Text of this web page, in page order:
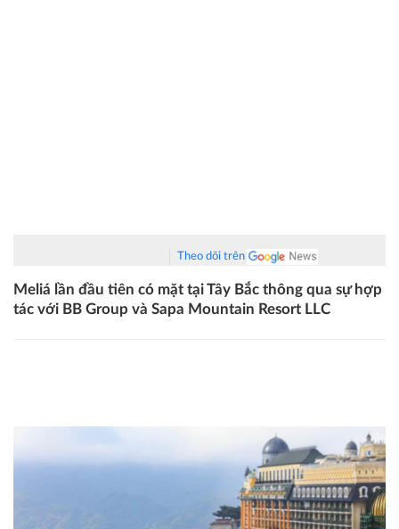
Theo dõi trên
Meliá lần đầu tiên có mặt tại Tây Bắc thông qua sự hợp
tác với BB Group và Sapa Mountain Resort LLC